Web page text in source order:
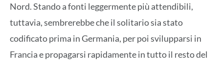
Nord. Stando a fonti leggermente più attendibili,
tuttavia, sembrerebbe che il solitario sia stato
codificato prima in Germania, per poi svilupparsi in
Francia e propagarsi rapidamente in tutto il resto del